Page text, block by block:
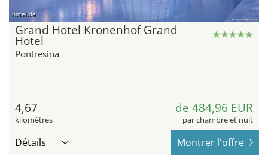
hotel.de
Grand Hotel Kronenhof Grand
Hotel
Pontresina
4,67
kilomètres
de 484,96 EUR
par chambre et nuit
Détails Montrer l'offre